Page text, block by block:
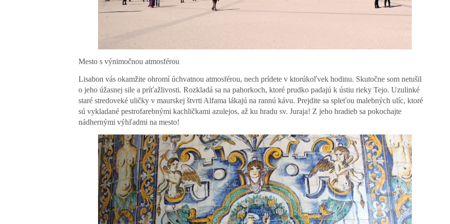
Mesto s výnimočnou atmosférou
Lisabon vás okamžite ohromí úchvatnou atmosférou, nech prídete v ktorúkoľvek hodinu. Skutočne som netušil
o jeho úžasnej sile a príťažlivosti. Rozkladá sa na pahorkoch, ktoré prudko padajú k ústiu rieky Tejo. Uzulinké
staré stredoveké uličky v maurskej štvrti Alfama lákajú na rannú kávu. Prejdite sa spleťou malebných ulíc, ktoré
sú vykladané pestrofarebnými kachličkami azulejos, až ku hradu sv. Juraja! Z jeho hradieb sa pokochajte
nádhernými výhľadmi na mesto!